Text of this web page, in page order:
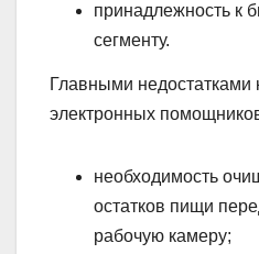
принадлежность к
сегменту.
Главными недостатками
электронных
необходимость
остатков пищи
рабочую камеру;